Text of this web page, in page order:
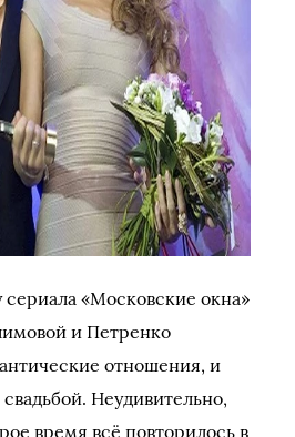
«Московские окна»
и Петренко
отношения, и
свадьбой. Неудивительно,
время всё повторилось в